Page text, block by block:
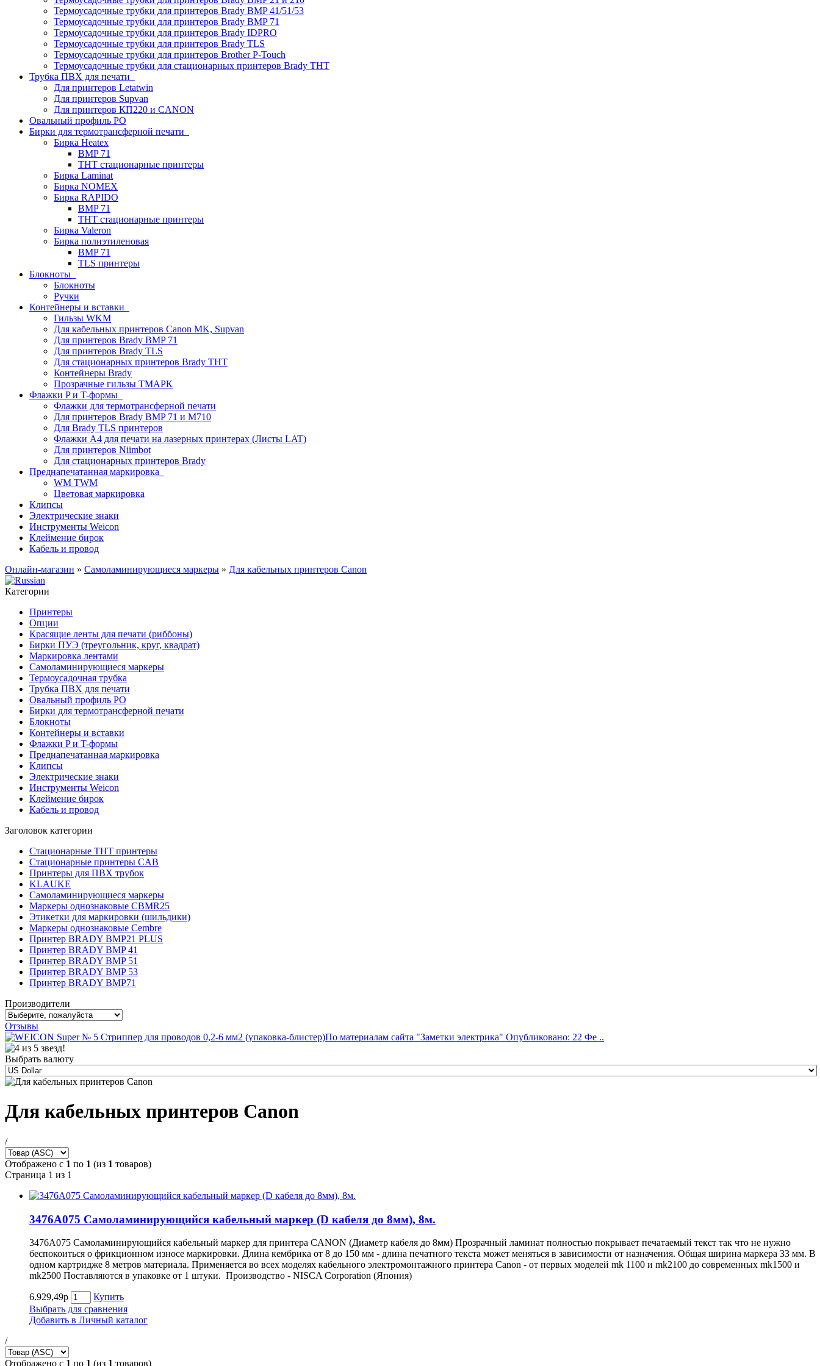
Термоусадочные трубки для принтеров Brady BMP 41/51/53
Термоусадочные трубки для принтеров Brady BMP 71
Термоусадочные трубки для принтеров Brady IDPRO
Термоусадочные трубки для принтеров Brady TLS
Термоусадочные трубки для принтеров Brother P-Touch
Термоусадочные трубки для стационарных принтеров Brady THT
Трубка ПВХ для печати
Для принтеров Letatwin
Для принтеров Supvan
Для принтеров КП220 и CANON
Овальный профиль PO
Бирки для термотрансферной печати
Бирка Heatex
BMP 71
THT стационарные принтеры
Бирка Laminat
Бирка NOMEX
Бирка RAPIDO
BMP 71
THT стационарные принтеры
Бирка Valeron
Бирка полиэтиленовая
BMP 71
TLS принтеры
Блокноты
Блокноты
Ручки
Контейнеры и вставки
Гильзы WKM
Для кабельных принтеров Canon MK, Supvan
Для принтеров Brady BMP 71
Для принтеров Brady TLS
Для стационарных принтеров Brady THT
Контейнеры Brady
Прозрачные гильзы ТМАРК
Флажки P и T-формы
Флажки для термотрансферной печати
Для принтеров Brady BMP 71 и M710
Для Brady TLS принтеров
Флажки A4 для печати на лазерных принтерах (Листы LAT)
Для принтеров Niimbot
Для стационарных принтеров Brady
Преднапечатанная маркировка
WM TWM
Цветовая маркировка
Клипсы
Электрические знаки
Инструменты Weicon
Клеймение бирок
Кабель и провод
Онлайн-магазин » Самоламинирующиеся маркеры » Для кабельных принтеров Canon
Категории
Принтеры
Опции
Красящие ленты для печати (риббоны)
Бирки ПУЭ (треугольник, круг, квадрат)
Маркировка лентами
Самоламинирующиеся маркеры
Термоусадочная трубка
Трубка ПВХ для печати
Овальный профиль PO
Бирки для термотрансферной печати
Блокноты
Контейнеры и вставки
Флажки P и T-формы
Преднапечатанная маркировка
Клипсы
Электрические знаки
Инструменты Weicon
Клеймение бирок
Кабель и провод
Заголовок категории
Стационарные THT принтеры
Стационарные принтеры CAB
Принтеры для ПВХ трубок
KLAUKE
Самоламинирующиеся маркеры
Маркеры однознаковые CBMR25
Этикетки для маркировки (шильдики)
Маркеры однознаковые Cembre
Принтер BRADY BMP21 PLUS
Принтер BRADY BMP 41
Принтер BRADY BMP 51
Принтер BRADY BMP 53
Принтер BRADY BMP71
Производители
Отзывы
По материалам сайта "Заметки электрика" Опубликовано: 22 Фе ..
Выбрать валюту
Для кабельных принтеров Canon
/
Отображено с 1 по 1 (из 1 товаров)
Страница 1 из 1
3476A075 Самоламинирующийся кабельный маркер (D кабеля до 8мм), 8м.
3476A075 Самоламинирующийся кабельный маркер для принтера CANON (Диаметр кабеля до 8мм) Прозрачный ламинат полностью покрывает печатаемый текст так что не нужно
беспокоиться о фрикционном износе маркировки. Длина кембрика от 8 до 150 мм - длина печатного текста может меняться в зависимости от назначения. Общая ширина маркера 33 мм. В
одном картридже 8 метров материала. Применяется во всех моделях кабельного электромонтажного принтера Canon - от первых моделей mk 1100 и mk2100 до современных mk1500 и
mk2500 Поставляются в упаковке от 1 штуки. Производство - NISCA Corporation (Япония)
6.929,49р
Купить
Выбрать для сравнения
Добавить в Личный каталог
/
Отображено с 1 по 1 (из 1 товаров)